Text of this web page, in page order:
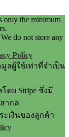
only the minimum
do not store any
Policy
ลผู้ใช้เท่าที่จำเป็น
ดย Stripe ซึ่งมี
ากล
ะเงินของลูกค้า